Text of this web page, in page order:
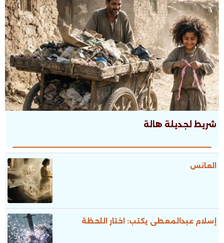
شريط لجديلة هالة
العانس
إسلام عبدالمعطى يكتب: اختار اللحظة